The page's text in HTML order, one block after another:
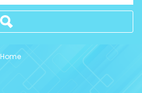
Home